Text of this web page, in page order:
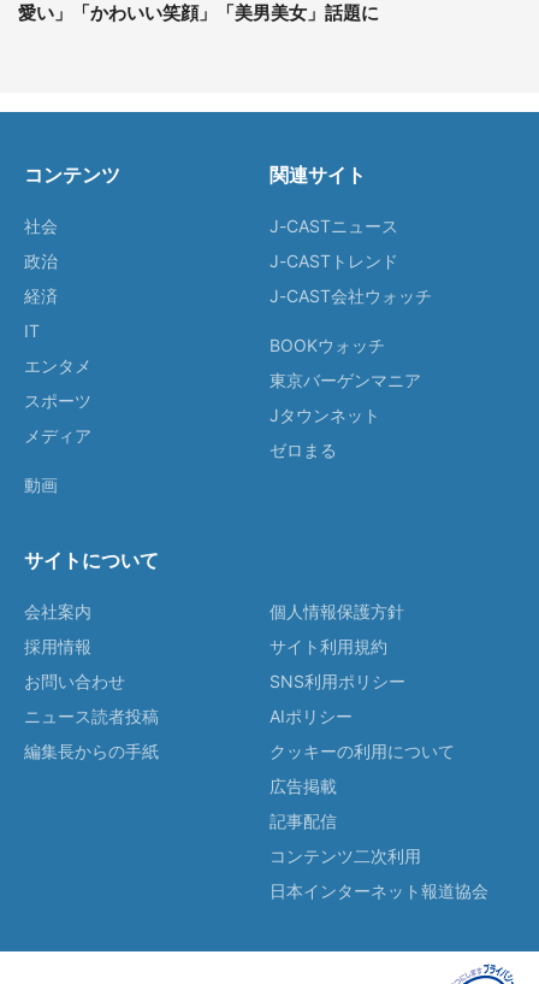
愛い」「かわいい笑顔」「美男美女」話題に
コンテンツ
社会
政治
経済
IT
エンタメ
スポーツ
メディア
動画
関連サイト
J-CASTニュース
J-CASTトレンド
J-CAST会社ウォッチ
BOOKウォッチ
東京バーゲンマニア
Jタウンネット
ゼロまる
サイトについて
会社案内
採用情報
お問い合わせ
ニュース読者投稿
編集長からの手紙
個人情報保護方針
サイト利用規約
SNS利用ポリシー
AIポリシー
クッキーの利用について
広告掲載
記事配信
コンテンツ二次利用
日本インターネット報道協会